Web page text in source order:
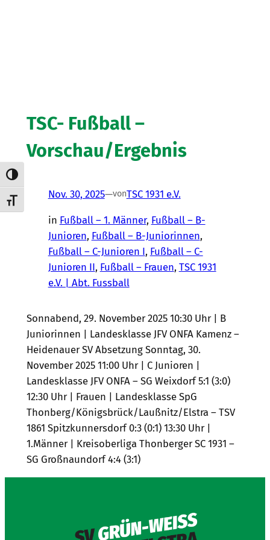
Umschalten auf hohe Kontraste
Schrift vergrößern
TSC- Fußball –
Vorschau/Ergebnis
Nov. 30, 2025—vonTSC 1931 e.V.
in Fußball – 1. Männer, Fußball – B-
Junioren, Fußball – B-Juniorinnen ,
Fußball – C-Junioren I, Fußball – C-
Junioren II, Fußball – Frauen, TSC 1931
e.V. | Abt. Fussball
Sonnabend, 29. November 2025 10:30 Uhr | B
Juniorinnen | Landesklasse JFV ONFA Kamenz –
Heidenauer SV Absetzung Sonntag, 30.
November 2025 11:00 Uhr | C Junioren |
Landesklasse JFV ONFA – SG Weixdorf 5:1 (3:0)
12:30 Uhr | Frauen | Landesklasse SpG
Thonberg/Königsbrück/Laußnitz/Elstra – TSV
1861 Spitzkunnersdorf 0:3 (0:1) 13:30 Uhr |
1.Männer | Kreisoberliga Thonberger SC 1931 –
SG Großnaundorf 4:4 (3:1)